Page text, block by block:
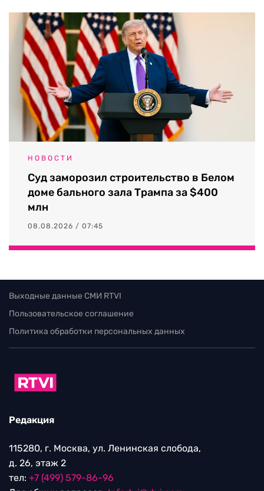
НОВОСТИ
Суд заморозил строительство в Белом
доме бального зала Трампа за $400
млн
08.08.2026 / 07:45
Выходные данные СМИ RTVI
Пользовательское соглашение
Политика обработки персональных данных
Редакция
115280, г. Москва, ул. Ленинская слобода,
д. 26, этаж 2
тел: +7 (499) 579-86-96